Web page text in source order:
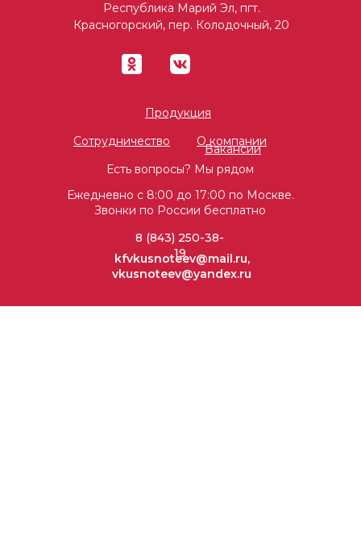
Республика Марий Эл, пгт.
Красногорский, пер. Колодочный, 20
Сотрудничество
Продукция
О компании
8 (843) 250-38-
19
Есть вопросы? Мы рядом
Ежедневно с 8:00 до 17:00 по Москве.
Звонки по России бесплатно
kfvkusnoteev@mail.ru,
vkusnoteev@yandex.ru
Вакансии